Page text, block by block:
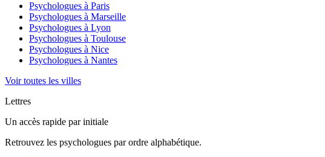
Psychologues à Paris
Psychologues à Marseille
Psychologues à Lyon
Psychologues à Toulouse
Psychologues à Nice
Psychologues à Nantes
Voir toutes les villes
Lettres
Un accès rapide par initiale
Retrouvez les psychologues par ordre alphabétique.